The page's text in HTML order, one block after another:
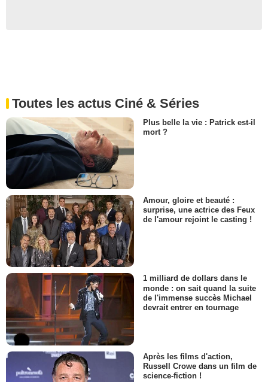
Toutes les actus Ciné & Séries
Plus belle la vie : Patrick est-il
mort ?
Amour, gloire et beauté :
surprise, une actrice des Feux
de l'amour rejoint le casting !
1 milliard de dollars dans le
monde : on sait quand la suite
de l'immense succès Michael
devrait entrer en tournage
Après les films d'action,
Russell Crowe dans un film de
science-fiction !